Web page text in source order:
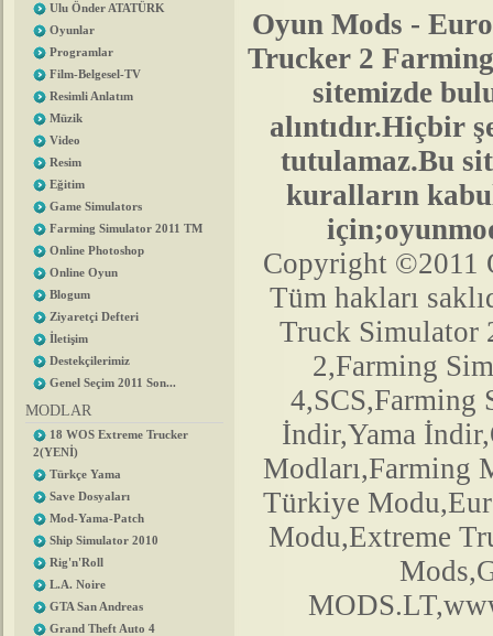
Ulu Önder ATATÜRK
Oyunlar
Programlar
Film-Belgesel-TV
Resimli Anlatım
Müzik
Video
Resim
Eğitim
Game Simulators
Farming Simulator 2011 TM
Online Photoshop
Online Oyun
Blogum
Ziyaretçi Defteri
İletişim
Destekçilerimiz
Genel Seçim 2011 Son...
MODLAR
18 WOS Extreme Trucker
2(YENİ)
Türkçe Yama
Save Dosyaları
Mod-Yama-Patch
Ship Simulator 2010
Rig'n'Roll
L.A. Noire
GTA San Andreas
Grand Theft Auto 4
Oyun Mods -
Trucker 2
sitemizde
alıntıdır.Hiçbir
tutulamaz.Bu
kuralların
Copyright ©2011
Tüm hakları
Truck Simulator
2,Farming
4,SCS,Farming
İndir,Yama
Modları,Farming
Türkiye
Modu,Extreme